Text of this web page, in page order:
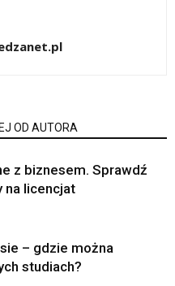
OD AUTORA
z biznesem. Sprawdź
na licencjat
– gdzie można
studiach?